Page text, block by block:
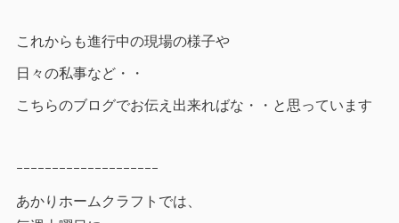
これからも進行中の現場の様子や
日々の私事など・・
こちらのブログでお伝え出来ればな・・と思っています
ｰｰｰｰｰｰｰｰｰｰｰｰｰｰｰｰｰｰｰｰ
あかりホームクラフトでは、